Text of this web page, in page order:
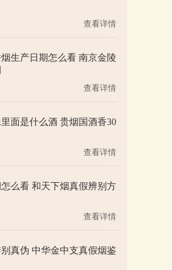
查看详情
生产日期怎么看 南京金陵
查看详情
面是什么酒 贵烟国酒香30
查看详情
么看 和天下烟真假辨别方
查看详情
真伪 中华金中支真假烟鉴